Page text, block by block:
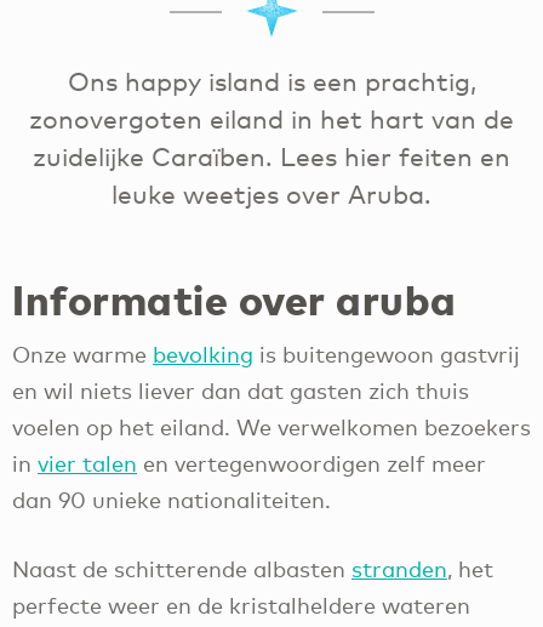
Ons happy island is een prachtig,
zonovergoten eiland in het hart van de
zuidelijke Caraïben. Lees hier feiten en
leuke weetjes over Aruba.
Informatie over aruba
Onze warme bevolking is buitengewoon gastvrij
en wil niets liever dan dat gasten zich thuis
voelen op het eiland. We verwelkomen bezoekers
in vier talen en vertegenwoordigen zelf meer
dan 90 unieke nationaliteiten.
Naast de schitterende albasten stranden, het
perfecte weer en de kristalheldere wateren